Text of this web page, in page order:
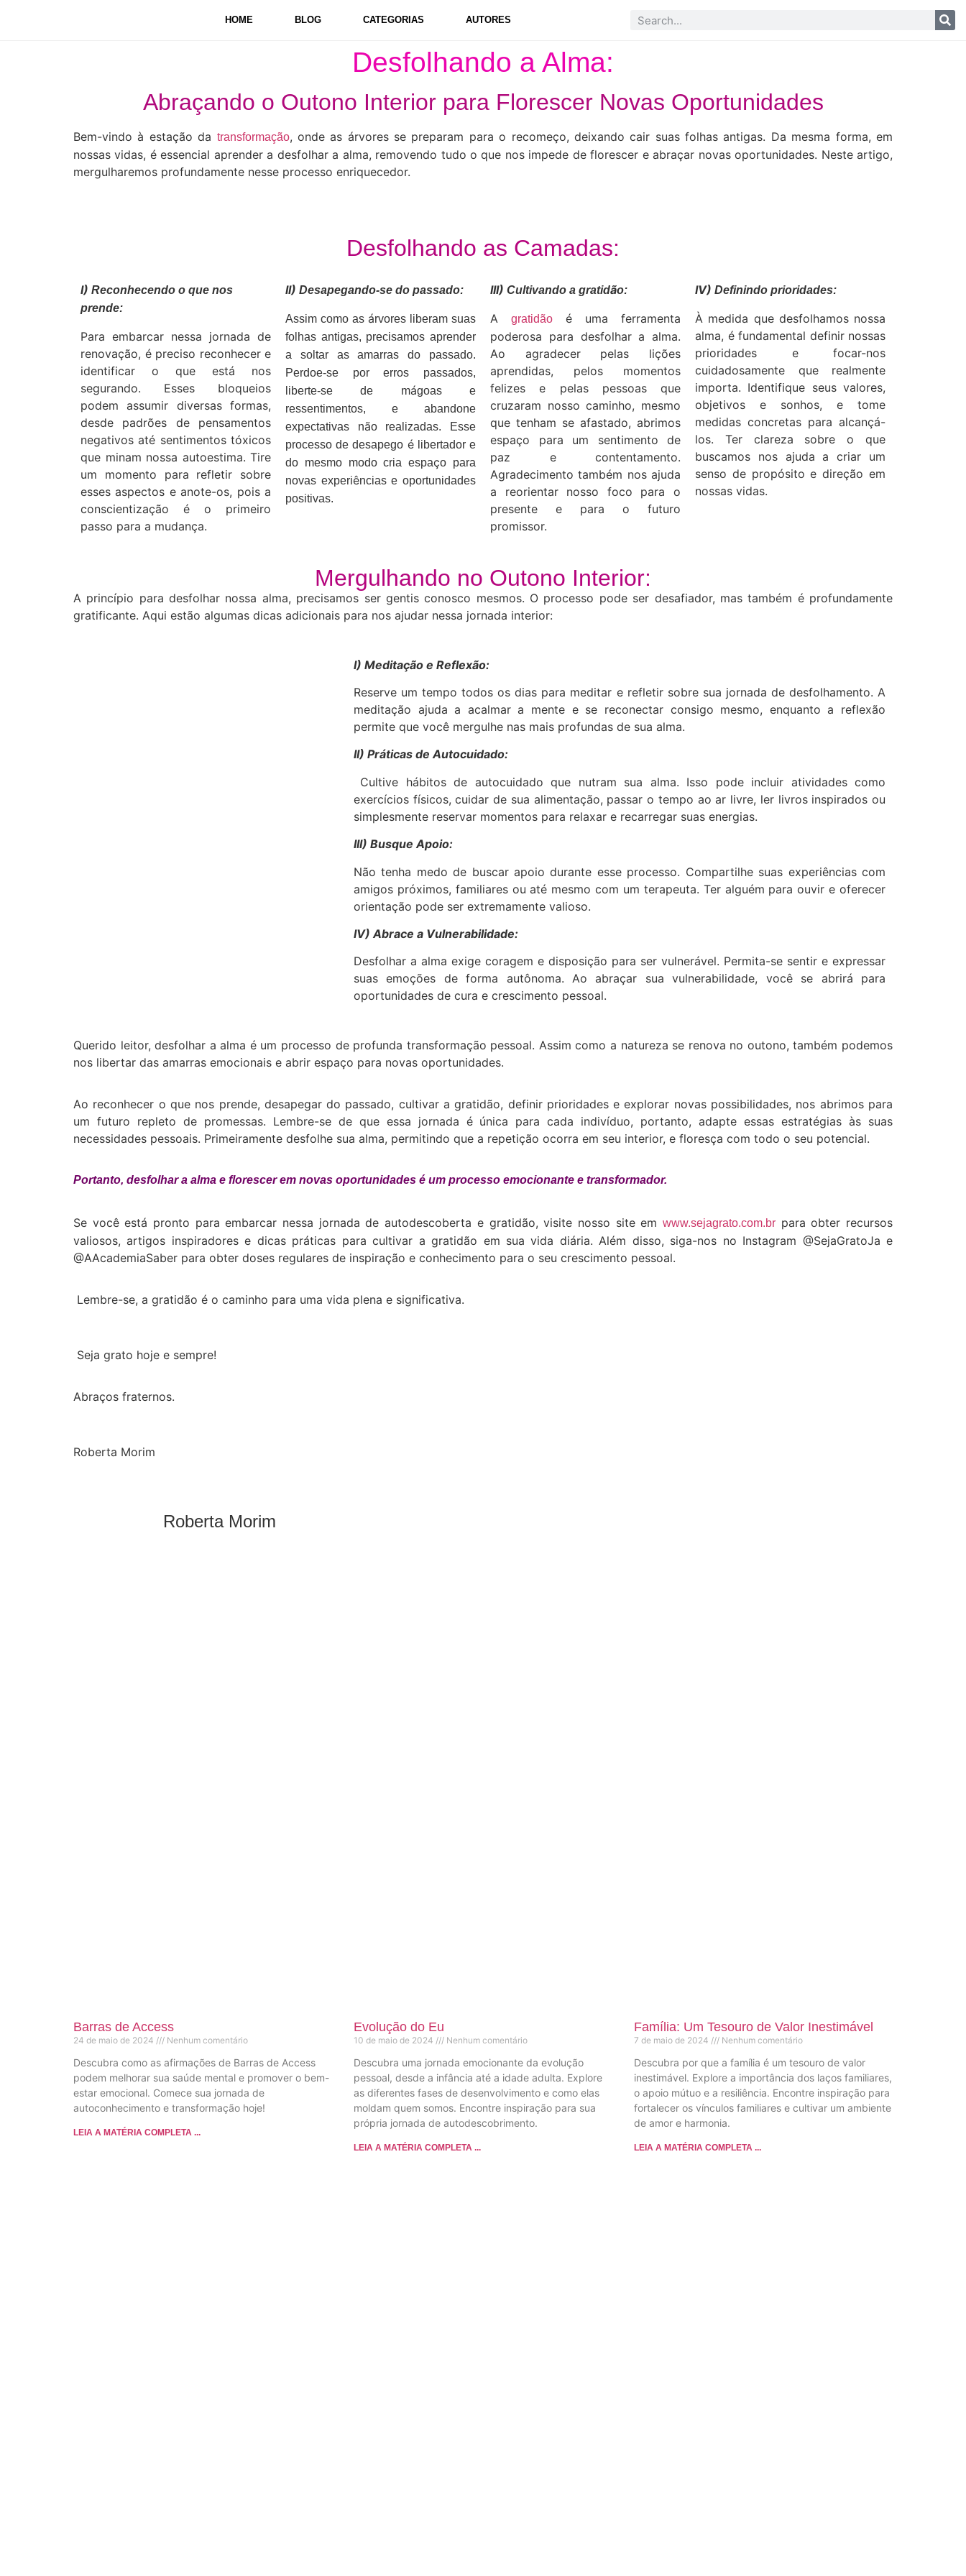
HOME BLOG CATEGORIAS AUTORES
Desfolhando a Alma:
Abraçando o Outono Interior para Florescer Novas Oportunidades
Bem-vindo à estação da transformação, onde as árvores se preparam para o recomeço, deixando cair suas folhas antigas. Da mesma forma, em
nossas vidas, é essencial aprender a desfolhar a alma, removendo tudo o que nos impede de florescer e abraçar novas oportunidades. Neste artigo,
mergulharemos profundamente nesse processo enriquecedor.
Desfolhando as Camadas:
I) Reconhecendo o que nos
prende:
Para embarcar nessa jornada de
renovação, é preciso reconhecer e
identificar o que está nos
segurando. Esses bloqueios
podem assumir diversas formas,
desde padrões de pensamentos
negativos até sentimentos tóxicos
que minam nossa autoestima. Tire
um momento para refletir sobre
esses aspectos e anote-os, pois a
conscientização é o primeiro
passo para a mudança.
II) Desapegando-se do passado:
Assim como as árvores liberam suas
folhas antigas, precisamos aprender
a soltar as amarras do passado.
Perdoe-se por erros passados,
liberte-se de mágoas e
ressentimentos, e abandone
expectativas não realizadas. Esse
processo de desapego élibertador e
do mesmo modo cria espaço para
novas experiências e oportunidades
positivas.
III) Cultivando a gratidão:
A gratidão é uma ferramenta
poderosa para desfolhar a alma.
Ao agradecer pelas lições
aprendidas, pelos momentos
felizes e pelas pessoas que
cruzaram nosso caminho, mesmo
que tenham se afastado, abrimos
espaço para um sentimento de
paz e contentamento.
Agradecimento também nos ajuda
a reorientar nosso foco para o
presente e para o futuro
promissor.
IV) Definindo prioridades:
À medida que desfolhamos nossa
alma, é fundamental definir nossas
prioridades e focar-nos
cuidadosamente que realmente
importa. Identifique seus valores,
objetivos e sonhos, e tome
medidas concretas para alcançá-
los. Ter clareza sobre o que
buscamos nos ajuda a criar um
senso de propósito e direção em
nossas vidas.
Mergulhando no Outono Interior:
A princípio para desfolhar nossa alma, precisamos ser gentis conosco mesmos. O processo pode ser desafiador, mas também é profundamente
gratificante. Aqui estão algumas dicas adicionais para nos ajudar nessa jornada interior:
I) Meditação e Reflexão:
Reserve um tempo todos os dias para meditar e refletir sobre sua jornada de desfolhamento. A
meditação ajuda a acalmar a mente e se reconectar consigo mesmo, enquanto a reflexão
permite que você mergulhe nas mais profundas de sua alma.
II) Práticas de Autocuidado:
Cultive hábitos de autocuidado que nutram sua alma. Isso pode incluir atividades como
exercícios físicos, cuidar de sua alimentação, passar o tempo ao ar livre, ler livros inspirados ou
simplesmente reservar momentos para relaxar e recarregar suas energias.
III) Busque Apoio:
Não tenha medo de buscar apoio durante esse processo. Compartilhe suas experiências com
amigos próximos, familiares ou até mesmo com um terapeuta. Ter alguém para ouvir e oferecer
orientação pode ser extremamente valioso.
IV) Abrace a Vulnerabilidade:
Desfolhar a alma exige coragem e disposição para ser vulnerável. Permita-se sentir e expressar
suas emoções de forma autônoma. Ao abraçar sua vulnerabilidade, você se abrirá para
oportunidades de cura e crescimento pessoal.
Querido leitor, desfolhar a alma é um processo de profunda transformação pessoal. Assim como a natureza se renova no outono, também podemos
nos libertar das amarras emocionais e abrir espaço para novas oportunidades.
Ao reconhecer o que nos prende, desapegar do passado, cultivar a gratidão, definir prioridades e explorar novas possibilidades, nos abrimos para
um futuro repleto de promessas. Lembre-se de que essa jornada é única para cada indivíduo, portanto, adapte essas estratégias às suas
necessidades pessoais. Primeiramente desfolhe sua alma, permitindo que a repetição ocorra em seu interior, e floresça com todo o seu potencial.
Portanto, desfolhar a alma e florescer em novas oportunidades é um processo emocionante e transformador.
Se você está pronto para embarcar nessa jornada de autodescoberta e gratidão, visite nosso site em www.sejagrato.com.brpara obter recursos
valiosos, artigos inspiradores e dicas práticas para cultivar a gratidão em sua vida diária. Além disso, siga-nos no Instagram @SejaGratoJa e
@AAcademiaSaber para obter doses regulares de inspiração e conhecimento para o seu crescimento pessoal.
Lembre-se, a gratidão é o caminho para uma vida plena e significativa.
Seja grato hoje e sempre!
Abraços fraternos.
Roberta Morim
Roberta Morim
Barras de Access
24 de maio de 2024 Nenhum comentário
Descubra como as afirmações de Barras de Access
podem melhorar sua saúde mental e promover o bem-
estar emocional. Comece sua jornada de
autoconhecimento e transformação hoje!
LEIA A MATÉRIA COMPLETA ...
Evolução do Eu
10 de maio de 2024 Nenhum comentário
Descubra uma jornada emocionante da evolução
pessoal, desde a infância até a idade adulta. Explore
as diferentes fases de desenvolvimento e como elas
moldam quem somos. Encontre inspiração para sua
própria jornada de autodescobrimento.
LEIA A MATÉRIA COMPLETA ...
Família: Um Tesouro de Valor Inestimável
7 de maio de 2024 Nenhum comentário
Descubra por que a família é um tesouro de valor
inestimável. Explore a importância dos laços familiares,
o apoio mútuo e a resiliência. Encontre inspiração para
fortalecer os vínculos familiares e cultivar um ambiente
de amor e harmonia.
LEIA A MATÉRIA COMPLETA ...